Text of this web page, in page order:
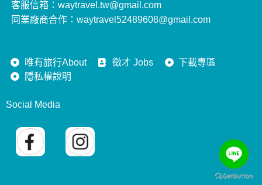
客服信箱：waytravel.tw@gmail.com
同業廠商合作：waytravel52489608@gmail.com
唯有旅行About 徵才 Jobs
下載專區
隱私權說明
Social Media